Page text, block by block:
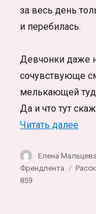
за весь день
и перебилась.
Девчонки даже
сочувствующе
мелькающей
Да и что тут
Читать далее
Автор
Елена Мальцева
Френдлента
859